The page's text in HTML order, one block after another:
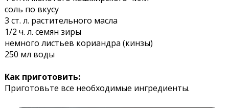
соль по вкусу
3 ст. л. растительного масла
1/2 ч. л. семян зиры
немного листьев кориандра (кинзы)
250 мл воды
Как приготовить:
Приготовьте все необходимые ингредиенты.